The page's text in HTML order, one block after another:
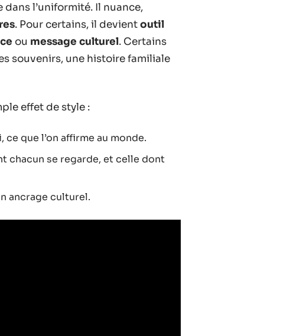
dans l’uniformité. Il nuance,
. Pour certains, il devientoutil
ou message culturel. Certains
souvenirs, une histoire familiale
effet de style :
que l’on affirme au monde.
chacun se regarde, et celle dont
ancrage culturel.